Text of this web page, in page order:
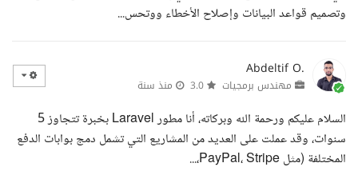
وتصميم قواعد البيانات وإصلاح الأخطاء ووتحس...
Abdeltif O.
مهندس برمجيات منذ سنة
السلام عليكم ورحمة الله وبركاته، أنا مطور Laravel بخبرة تتجاوز 5
سنوات، وقد عملت على العديد من المشاريع التي تشمل دمج بوابات الدفع
المختلفة (مثل PayPal، Stripe،...